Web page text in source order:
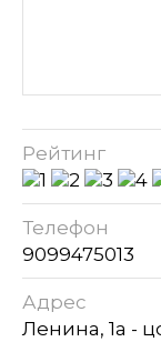
Рейтинг
Телефон
9099475013
Адрес
Ленина, 1а -